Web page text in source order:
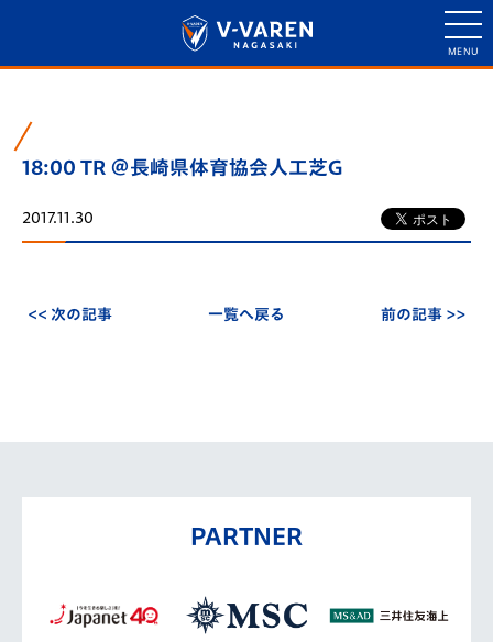
18:00 TR ＠長崎県体育協会人工芝G
2017.11.30
<< 次の記事 一覧へ戻る 前の記事 >>
PARTNER